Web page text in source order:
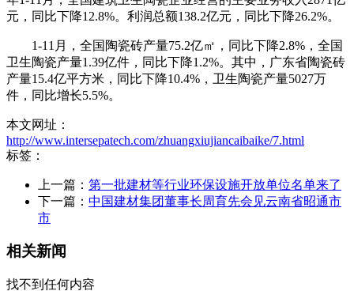
元，同比下降12.8%。利润总额138.2亿元，同比下降26.2%。
1-11月，全国陶瓷砖产量75.2亿㎡，同比下降2.8%，全国
卫生陶瓷产量1.39亿件，同比下降1.2%。其中，广东省陶瓷砖
产量15.4亿平方米，同比下降10.4%，卫生陶瓷产量5027万
件，同比增长5.5%。
本文网址：
http://www.intersepatech.com/zhuangxiujiancaibaike/7.html
标签：
上一篇： 第一批建材等行业环保设施开放单位名单来了
下一篇： 中国建材集团董事长周育先会见云南省昭通市
市
相关新闻
找不到任何内容